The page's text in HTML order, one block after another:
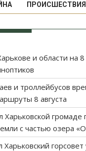
ПРОИСШЕСТВИЯ
и области на
и троллейбусов
8 августа
Харьковской громаде
с частью озера
Харьковский